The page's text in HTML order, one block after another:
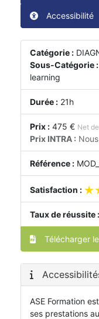
Accessibilité
Catégorie :
Sous-Catégorie :
learning
Durée : 21h
Prix : 475 € Net
Prix INTRA :
Référence :
Satisfaction :
Taux de réussite :
Télécharger
ASE Formation
ses prestations